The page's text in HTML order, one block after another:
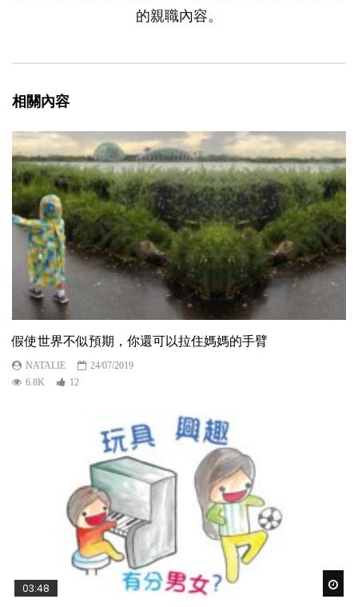
的親職內容。
相關內容
假使世界不似預期，你還可以拉住媽媽的手臂
NATALIE
24/07/2019
6.8K
12
03:48